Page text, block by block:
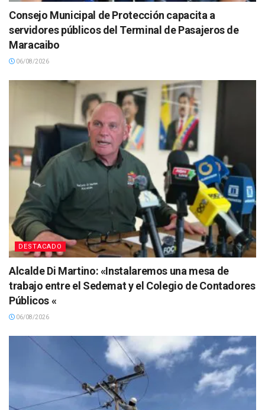
Consejo Municipal de Protección capacita a
servidores públicos del Terminal de Pasajeros de
Maracaibo
06/08/2026
DESTACADO
Alcalde Di Martino: «Instalaremos una mesa de
trabajo entre el Sedemat y el Colegio de Contadores
Públicos «
06/08/2026